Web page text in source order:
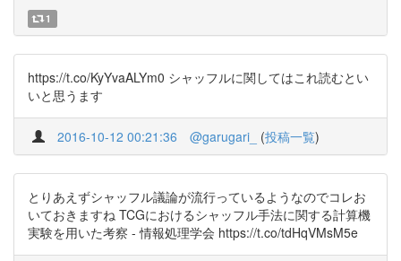
1
https://t.co/KyYvaALYm0 シャッフルに関してはこれ読むとい
いと思うます
2016-10-12 00:21:36 @garugari_ (投稿一覧)
とりあえずシャッフル議論が流行っているようなのでコレお
いておきますね TCGにおけるシャッフル手法に関する計算機
実験を用いた考察 - 情報処理学会 https://t.co/tdHqVMsM5e